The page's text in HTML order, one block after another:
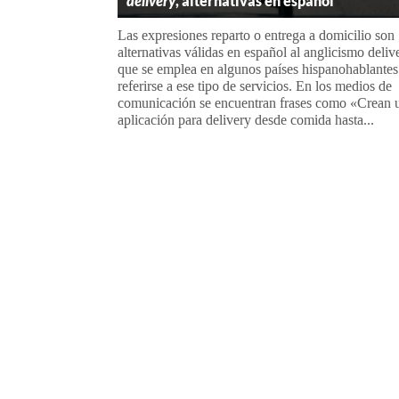
Las expresiones reparto o entrega a domicilio son
alternativas válidas en español al anglicismo
que se emplea en algunos países
referirse a ese tipo de servicios. En los medios de
comunicación se encuentran frases como «Crean
aplicación para delivery desde comida hasta...